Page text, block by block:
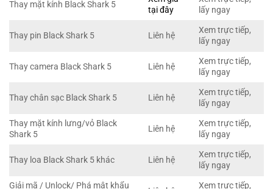
Thay mặt kính Black Shark 5
tại đây
lấy ngay
Thay pin Black Shark 5 Liên hệ
Xem trực tiếp,
lấy ngay
Thay camera Black Shark 5 Liên hệ
Xem trực tiếp,
lấy ngay
Thay chân sạc Black Shark 5 Liên hệ
Xem trực tiếp,
lấy ngay
Thay mặt kính lưng/vỏ Black
Shark 5
Liên hệ
Xem trực tiếp,
lấy ngay
Thay loa Black Shark 5 khác Liên hệ
Xem trực tiếp,
lấy ngay
Giải mã / Unlock/ Phá mật khẩu
Xem trực tiếp,